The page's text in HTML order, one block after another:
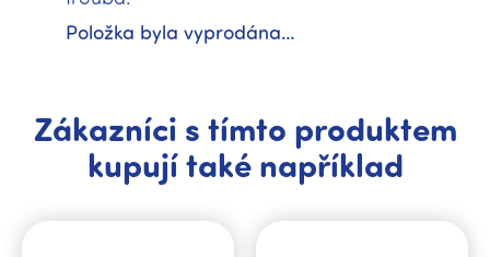
Položka byla vyprodána…
Zákazníci s tímto produktem
kupují také například